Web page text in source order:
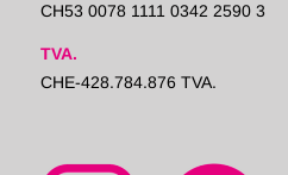
CH53 0078 1111 0342 2590 3
TVA.
CHE-428.784.876 TVA.